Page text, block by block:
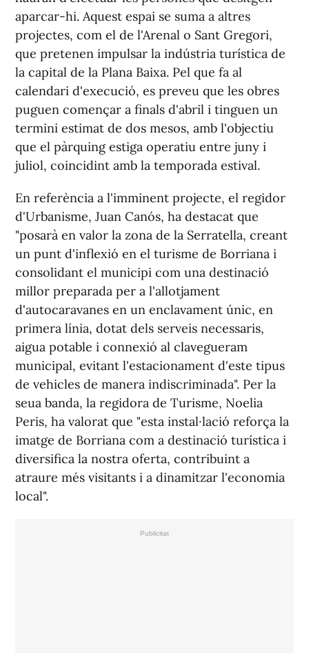
aparcar-hi. Aquest espai se suma a altres
projectes, com el de l'Arenal o Sant Gregori,
que pretenen impulsar la indústria turística de
la capital de la Plana Baixa. Pel que fa al
calendari d'execució, es preveu que les obres
puguen començar a finals d'abril i tinguen un
termini estimat de dos mesos, amb l'objectiu
que el pàrquing estiga operatiu entre juny i
juliol, coincidint amb la temporada estival.
En referència a l'imminent projecte, el regidor
d'Urbanisme, Juan Canós, ha destacat que
"posarà en valor la zona de la Serratella, creant
un punt d'inflexió en el turisme de Borriana i
consolidant el municipi com una destinació
millor preparada per a l'allotjament
d'autocaravanes en un enclavament únic, en
primera línia, dotat dels serveis necessaris,
aigua potable i connexió al clavegueram
municipal, evitant l'estacionament d'este tipus
de vehicles de manera indiscriminada". Per la
seua banda, la regidora de Turisme, Noelia
Peris, ha valorat que "esta instal·lació reforça la
imatge de Borriana com a destinació turística i
diversifica la nostra oferta, contribuint a
atraure més visitants i a dinamitzar l'economia
local".